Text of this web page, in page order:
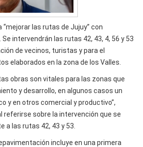
las rutas de Jujuy” con
intervendrán las rutas 42, 43, 4, 56 y 53
de vecinos, turistas y para el
elaborados en la zona de los Valles.
obras son vitales para las zonas que
y desarrollo, en algunos casos un
y en otros comercial y productivo”,
referirse sobre la intervención que se
a las rutas 42, 43 y 53.
incluye en una primera